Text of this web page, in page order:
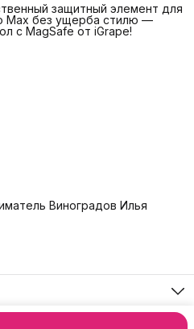
защитный элемент для
Max без ущерба стилю —
с MagSafe от iGrape!
Виноградов Илья